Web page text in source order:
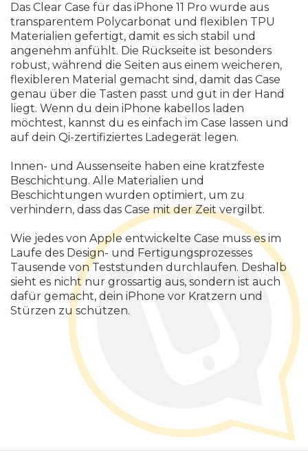
Das Clear Case für das iPhone 11 Pro wurde aus
transparentem Polycarbonat und flexiblen TPU
Materialien gefertigt, damit es sich stabil und
angenehm anfühlt. Die Rückseite ist besonders
robust, während die Seiten aus einem weicheren,
flexibleren Material gemacht sind, damit das Case
genau über die Tasten passt und gut in der Hand
liegt. Wenn du dein iPhone kabellos laden
möchtest, kannst du es einfach im Case lassen und
auf dein Qi-zertifiziertes Ladegerät legen.
Innen- und Aussenseite haben eine kratzfeste
Beschichtung. Alle Materialien und
Beschichtungen wurden optimiert, um zu
verhindern, dass das Case mit der Zeit vergilbt.
Wie jedes von Apple entwickelte Case muss es im
Laufe des Design- und Fertigungsprozesses
Tausende von Teststunden durchlaufen. Deshalb
sieht es nicht nur grossartig aus, sondern ist auch
dafür gemacht, dein iPhone vor Kratzern und
Stürzen zu schützen.